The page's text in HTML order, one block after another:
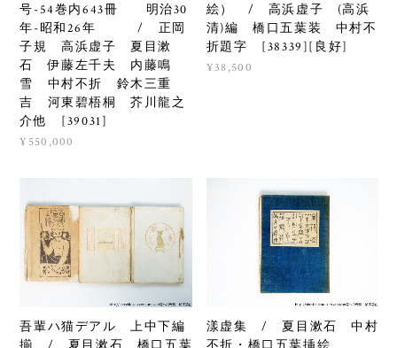
号-54巻内643冊 明治30
年-昭和26年 / 正岡
子規 高浜虚子 夏目漱
石 伊藤左千夫 内藤鳴
雪 中村不折 鈴木三重
吉 河東碧梧桐 芥川龍之
介他 [39031]
¥550,000
絵） / 高浜虚子 (高浜
清)編 橋口五葉装 中村不
折題字 [38339][良好]
¥38,500
吾輩ハ猫デアル 上中下編
漾虚集 / 夏目漱石 中村